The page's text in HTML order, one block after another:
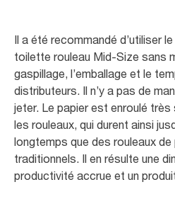
Il a été recommandé d’utiliser
toilette rouleau Mid-Size sans
gaspillage, l’emballage et le
distributeurs. Il n’y a pas de
jeter. Le papier est enroulé
les rouleaux, qui durent ainsi
longtemps que des rouleaux de
traditionnels. Il en résulte une
productivité accrue et un